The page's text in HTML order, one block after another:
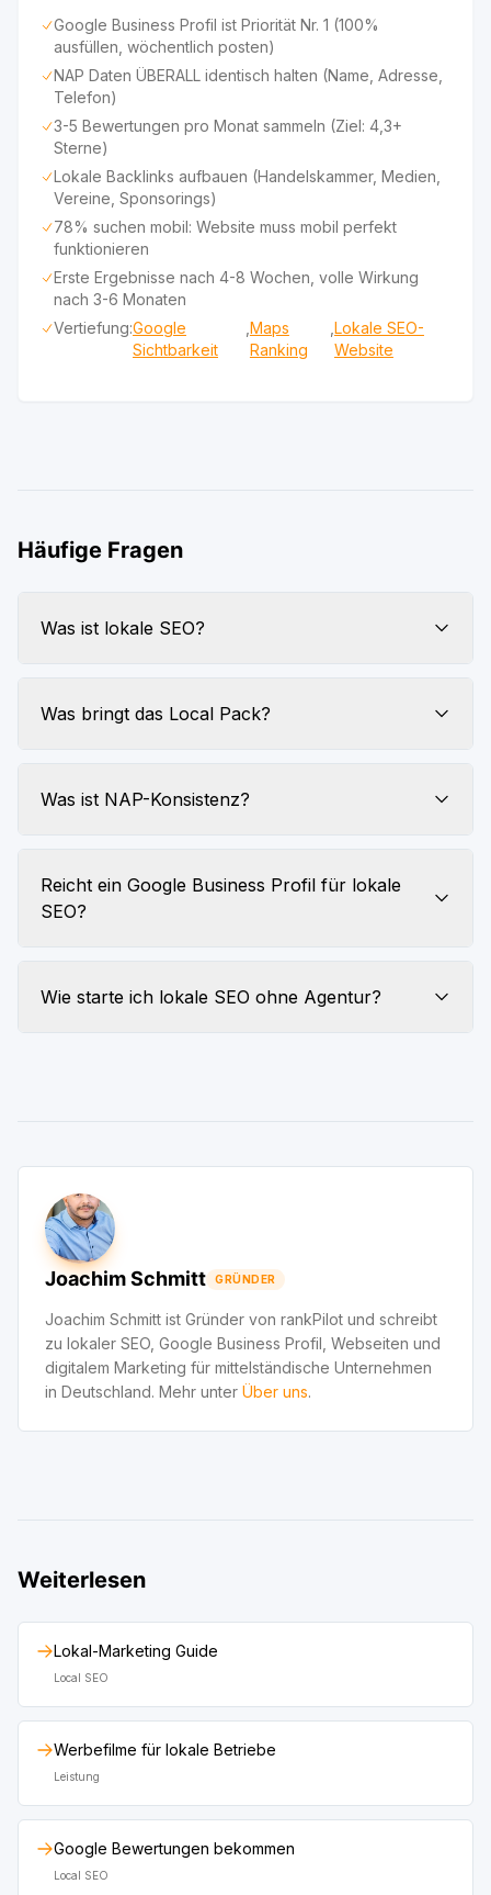
Google Business Profil ist Priorität Nr. 1 (100%
ausfüllen, wöchentlich posten)
NAP Daten ÜBERALL identisch halten (Name, Adresse,
Telefon)
3-5 Bewertungen pro Monat sammeln (Ziel: 4,3+
Sterne)
Lokale Backlinks aufbauen (Handelskammer, Medien,
Vereine, Sponsorings)
78% suchen mobil: Website muss mobil perfekt
funktionieren
Erste Ergebnisse nach 4-8 Wochen, volle Wirkung
nach 3-6 Monaten
Vertiefung:Google
Sichtbarkeit
Maps
Ranking
Lokale SEO-
Website
Häufige Fragen
Was ist lokale SEO?
Was bringt das Local Pack?
Was ist NAP-Konsistenz?
Reicht ein Google Business Profil für lokale
SEO?
Wie starte ich lokale SEO ohne Agentur?
Joachim Schmitt GRÜNDER
Joachim Schmitt ist Gründer von rankPilot und schreibt
zu lokaler SEO, Google Business Profil, Webseiten und
digitalem Marketing für mittelständische Unternehmen
in Deutschland. Mehr unter Über uns.
Weiterlesen
Lokal-Marketing Guide
Local SEO
Werbefilme für lokale Betriebe
Leistung
Google Bewertungen bekommen
Local SEO